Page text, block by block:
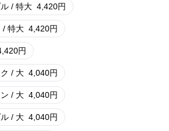
/ 特大 4,420円
/ 特大 4,420円
円
/ 大 4,040円
/ 大 4,040円
/ 大 4,040円